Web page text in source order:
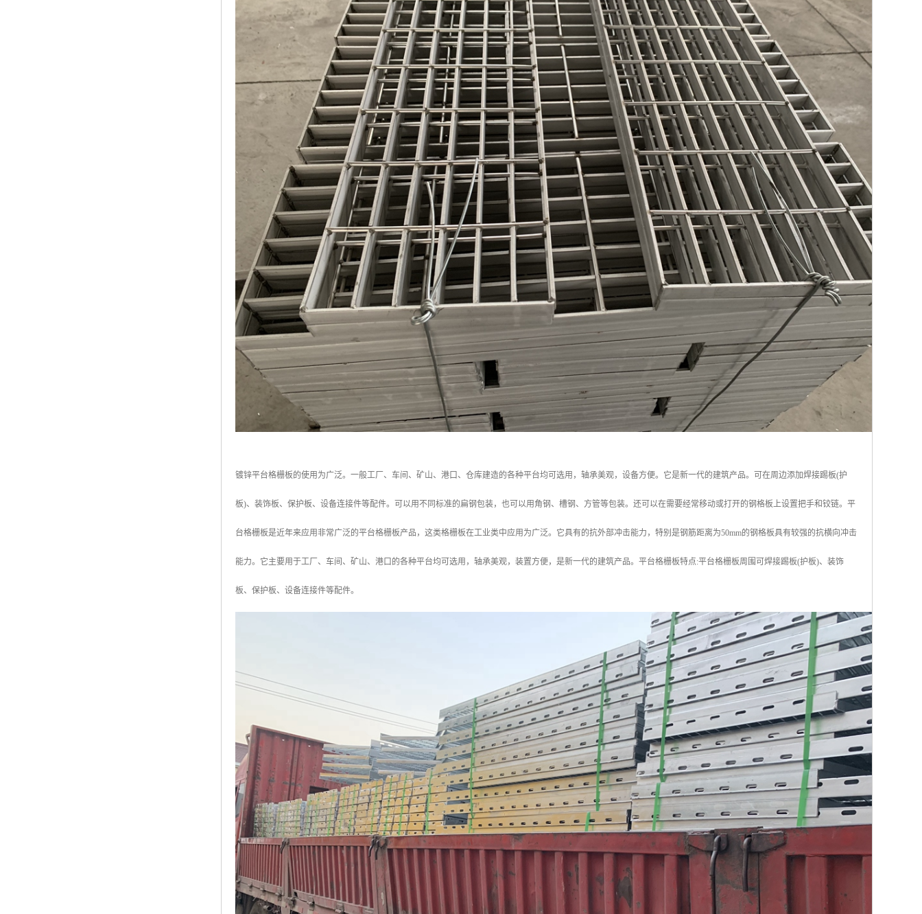
镀锌平台格栅板的使用为广泛。一般工厂、车间、矿山、港口、仓库建造的各种平台均可选用，轴承美观，设备方便。它是新一代的建筑产品。可在周边添加焊接踢板(护
板)、装饰板、保护板、设备连接件等配件。可以用不同标准的扁钢包装，也可以用角钢、槽钢、方管等包装。还可以在需要经常移动或打开的钢格板上设置把手和铰链。平
台格栅板是近年来应用非常广泛的平台格栅板产品，这类格栅板在工业类中应用为广泛。它具有的抗外部冲击能力，特别是钢筋距离为50mm的钢格板具有较强的抗横向冲击
能力。它主要用于工厂、车间、矿山、港口的各种平台均可选用，轴承美观，装置方便，是新一代的建筑产品。平台格栅板特点:平台格栅板周围可焊接踢板(护板)、装饰
板、保护板、设备连接件等配件。